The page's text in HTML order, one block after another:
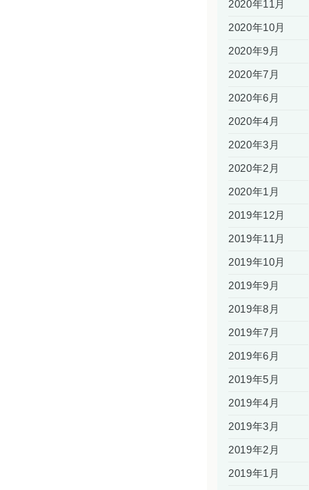
2020年11月
2020年10月
2020年9月
2020年7月
2020年6月
2020年4月
2020年3月
2020年2月
2020年1月
2019年12月
2019年11月
2019年10月
2019年9月
2019年8月
2019年7月
2019年6月
2019年5月
2019年4月
2019年3月
2019年2月
2019年1月